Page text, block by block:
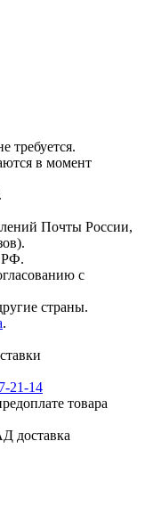
требуется.
в момент
Почты России,
РФ.
с
страны.
.
21-14
товара
доставка